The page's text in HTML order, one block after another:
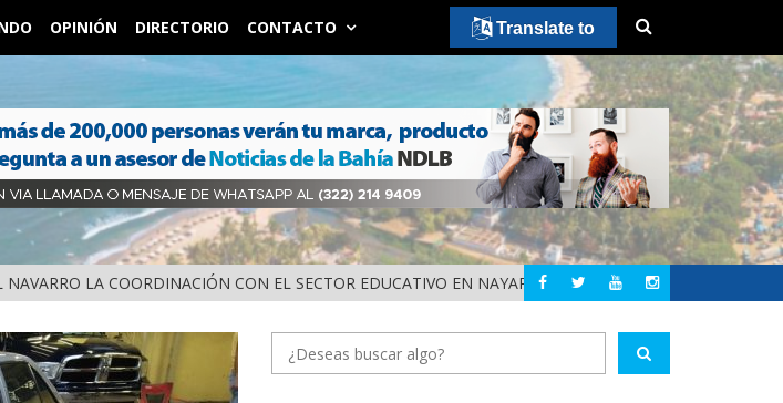
OPINIÓN DIRECTORIO CONTACTO
LA COORDINACIÓN CON EL SECTOR EDUCATIVO EN NAYARIT NAYARIT ALERTA DIF
Translate to